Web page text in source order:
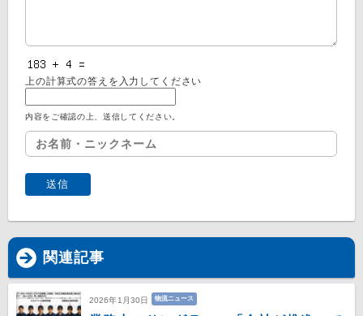
上の計算式の答えを入力してください
内容をご確認の上、送信してください。
関連記事
2026年1月30日 物流ニュース